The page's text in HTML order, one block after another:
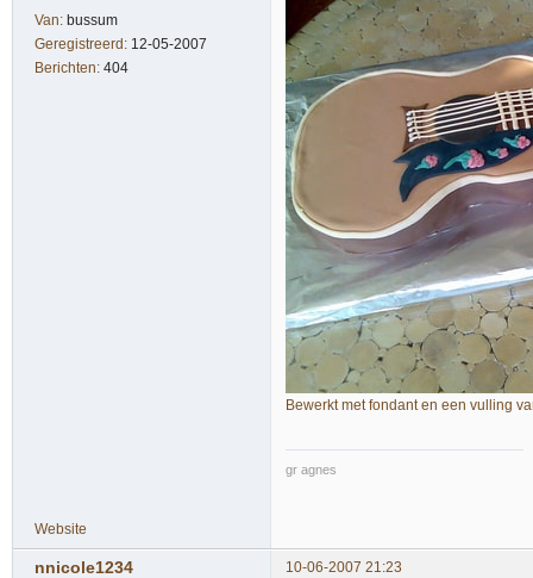
Van: bussum
Geregistreerd: 12-05-2007
Berichten: 404
Bewerkt met fondant en een vulling
gr agnes
Website
nnicole1234 10-06-2007 21:23